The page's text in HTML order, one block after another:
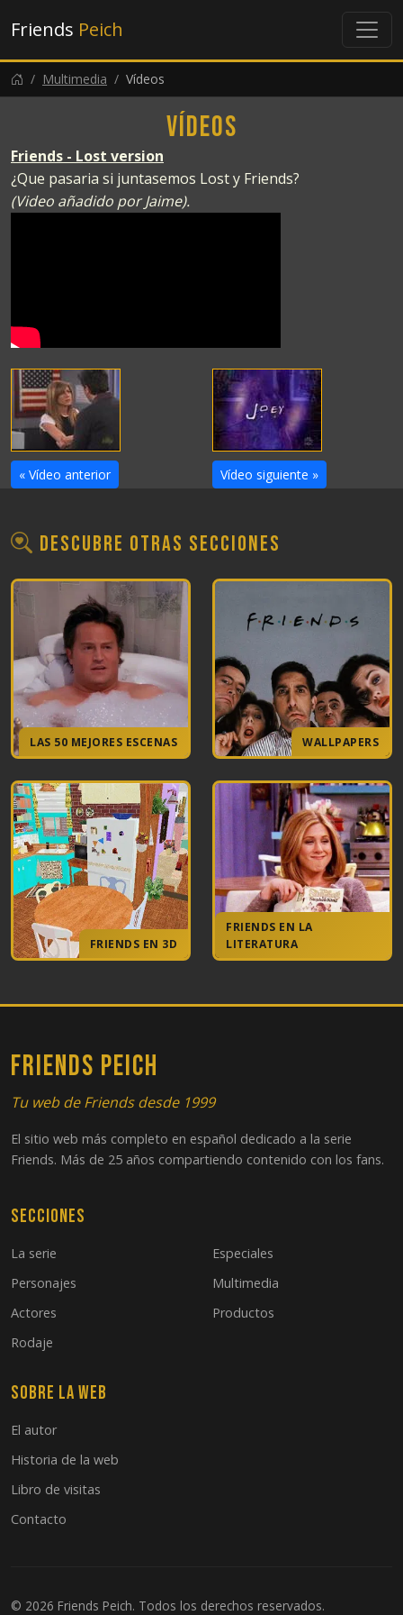
Friends Peich
Multimedia Vídeos
Vídeos
Friends - Lost version
¿Que pasaria si juntasemos Lost y Friends?
(Video añadido por Jaime).
« Vídeo anterior Vídeo siguiente »
Descubre otras secciones
LAS 50 MEJORES ESCENAS WALLPAPERS
FRIENDS EN 3D
FRIENDS EN LA
LITERATURA
FRIENDS PEICH
Tu web de Friends desde 1999
El sitio web más completo en español dedicado a la serie
Friends. Más de 25 años compartiendo contenido con los fans.
Secciones
La serie
Personajes
Actores
Rodaje
Especiales
Multimedia
Productos
Sobre la web
El autor
Historia de la web
Libro de visitas
Contacto
© 2026 Friends Peich. Todos los derechos reservados.